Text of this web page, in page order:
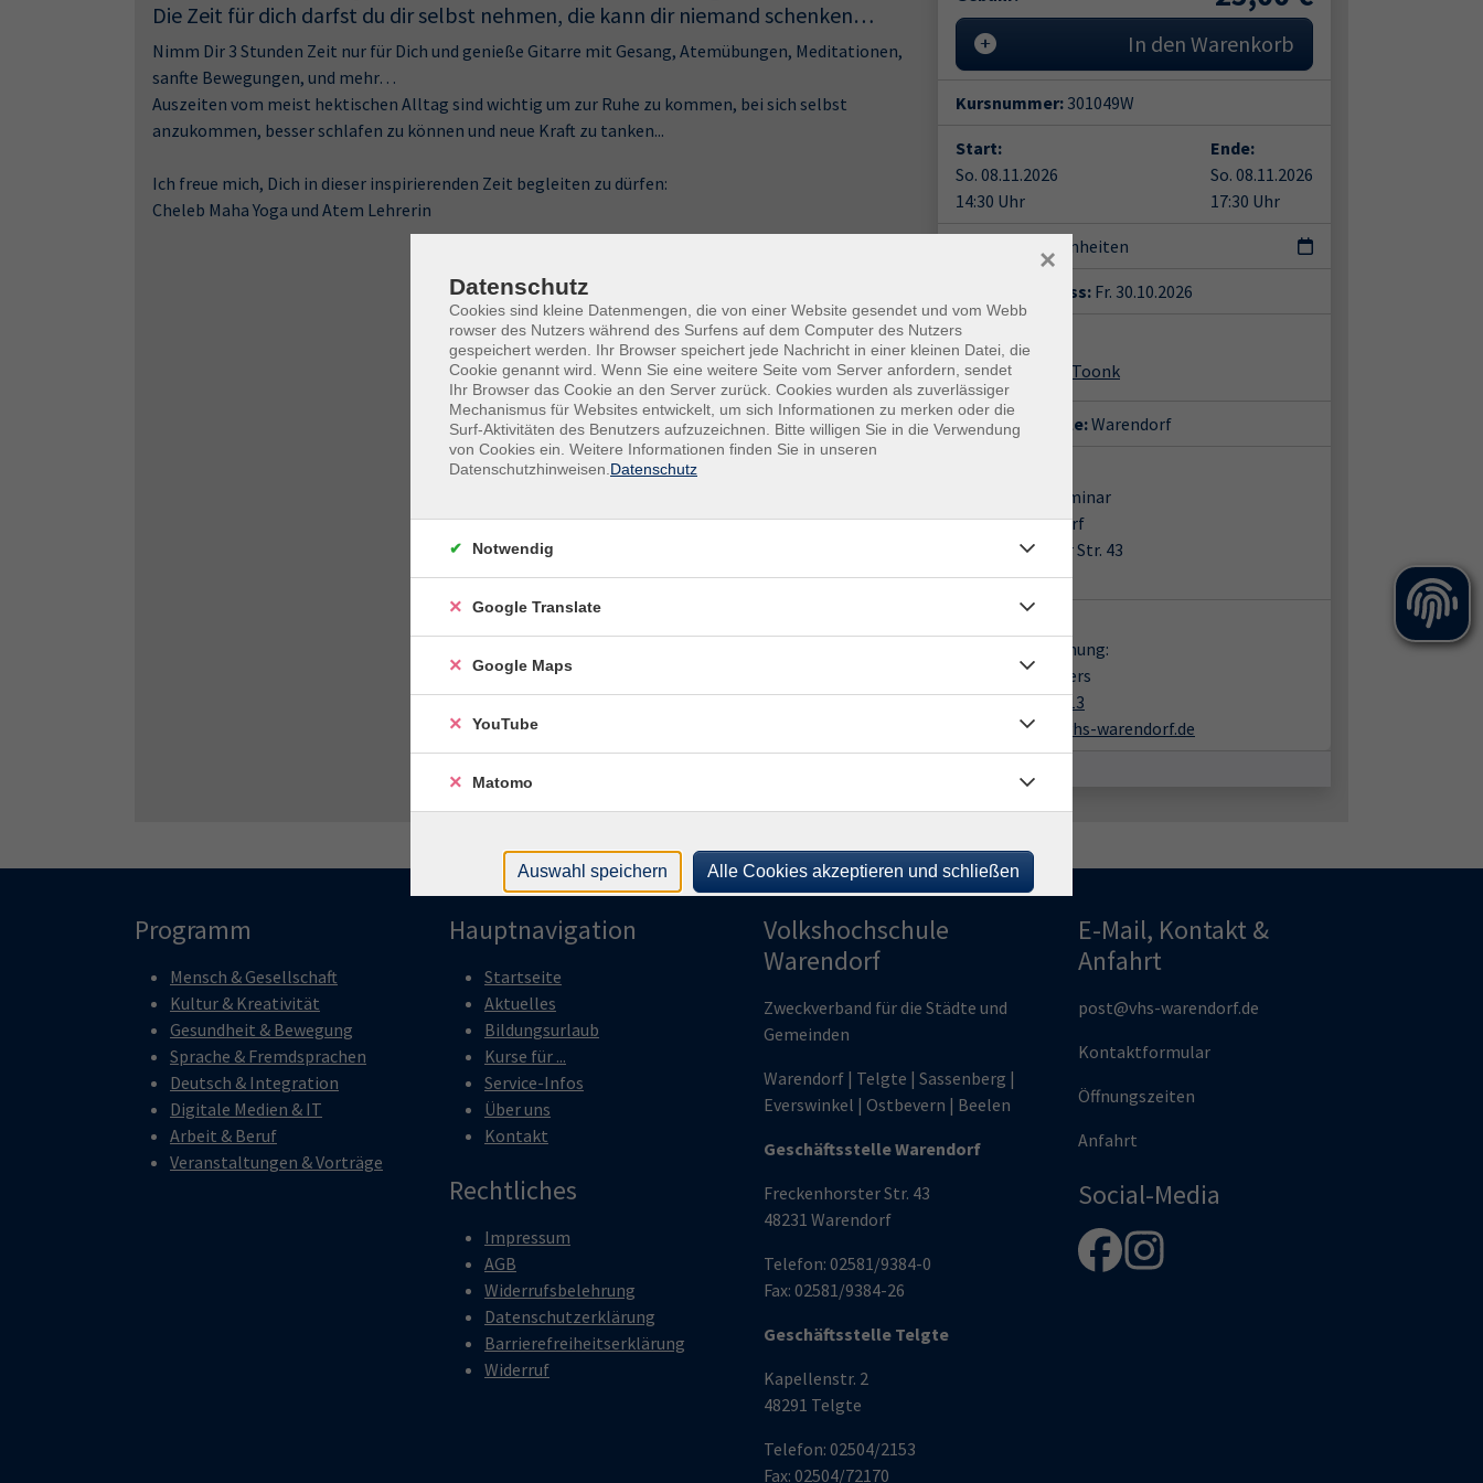
Die Zeit für dich darfst du dir selbst nehmen, die kann dir niemand schenken…
Nimm Dir 3 Stunden Zeit nur für Dich und genieße Gitarre mit Gesang, Atemübungen, Meditationen,
sanfte Bewegungen, und mehr…
Auszeiten vom meist hektischen Alltag sind wichtig um zur Ruhe zu kommen, bei sich selbst
anzukommen, besser schlafen zu können und neue Kraft zu tanken...
Ich freue mich, Dich in dieser inspirierenden Zeit begleiten zu dürfen:
Cheleb Maha Yoga und Atem Lehrerin
In den Warenkorb
Kursnummer: 301049W
Start:
So. 08.11.2026
14:30 Uhr
Ende:
So. 08.11.2026
17:30 Uhr
4 Unterrichtseinheiten
Anmeldeschluss: Fr. 30.10.2026
Dozent*in:
Cheleb-Manon Toonk
Geschäftsstelle:Warendorf
Altes Lehrerseminar
48231 Warendorf
Freckenhorster Str. 43
Raum 20 / EG
Fragen zur Buchung:
Alexandra Möllers
02581-938413
moellers@vhs-warendorf.de
Programm
Mensch & Gesellschaft
Kultur & Kreativität
Gesundheit & Bewegung
Sprache & Fremdsprachen
Deutsch & Integration
Digitale Medien & IT
Arbeit & Beruf
Veranstaltungen & Vorträge
Hauptnavigation
Startseite
Aktuelles
Bildungsurlaub
Kurse für ...
Service-Infos
Über uns
Kontakt
Rechtliches
Impressum
AGB
Widerrufsbelehrung
Datenschutzerklärung
Barrierefreiheitserklärung
Widerruf
Volkshochschule
Warendorf
Zweckverband für die Städte und
Gemeinden
Warendorf | Telgte | Sassenberg |
Everswinkel | Ostbevern | Beelen
Geschäftsstelle Warendorf
Freckenhorster Str. 43
48231 Warendorf
Telefon: 02581/9384-0
Fax: 02581/9384-26
Geschäftsstelle Telgte
Kapellenstr. 2
48291 Telgte
Telefon: 02504/2153
Fax: 02504/72170
E-Mail, Kontakt &
Anfahrt
post@vhs-warendorf.de
Kontaktformular
Öffnungszeiten
Anfahrt
Social-Media
Datenschutz
Cookies sind kleine Datenmengen, die von einer Website gesendet und vom Webb
rowser des Nutzers während des Surfens auf dem Computer des Nutzers
gespeichert werden. Ihr Browser speichert jede Nachricht in einer kleinen Datei, die
Cookie genannt wird. Wenn Sie eine weitere Seite vom Server anfordern, sendet
Ihr Browser das Cookie an den Server zurück. Cookies wurden als zuverlässiger
Mechanismus für Websites entwickelt, um sich Informationen zu merken oder die
Surf-Aktivitäten des Benutzers aufzuzeichnen. Bitte willigen Sie in die Verwendung
von Cookies ein. Weitere Informationen finden Sie in unseren
Datenschutzhinweisen. Datenschutz
×
Notwendig
Google Translate
Google Maps
YouTube
Matomo
Auswahl speichern Alle Cookies akzeptieren und schließen